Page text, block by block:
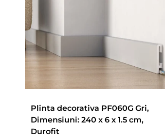
Plinta decorativa PF060G Gri,
Dimensiuni: 240 x 6 x 1.5 cm,
Durofit